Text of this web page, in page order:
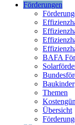
Förderungen
BAFA
Themen
Übersicht